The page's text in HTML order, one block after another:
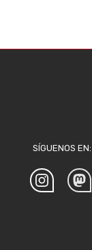
SÍGUENOS EN: